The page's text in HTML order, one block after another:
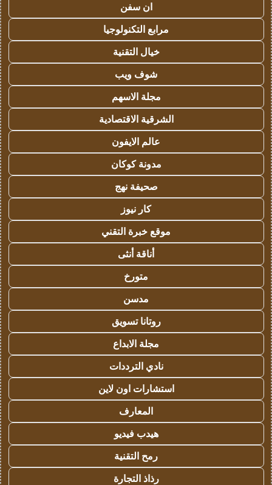
ان سفن
مرابع التكنولوجيا
خيال التقنية
شوف ويب
مجلة الاسهم
الشرقية الاقتصادية
عالم الايفون
مدونة كوكان
صحيفة نهج
كار نيوز
موقع خبرة التقني
أناقة أنثى
متورخ
مدسن
روتانا تسويق
مجلة الابداع
نادي الترددات
استشارات اون لاين
المعارف
هيدب فيديو
رمح التقنية
رذاذ التجارة